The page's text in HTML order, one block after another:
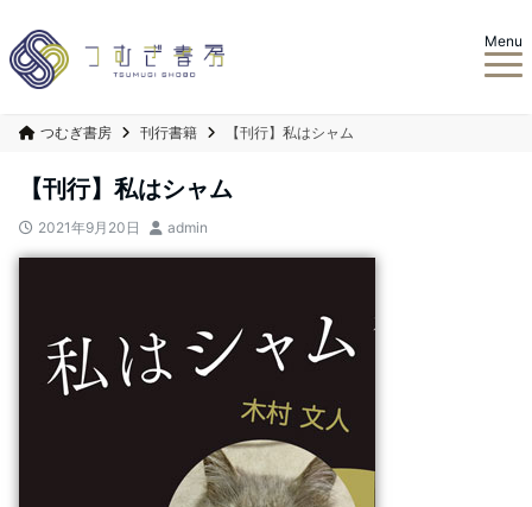
Menu
つむぎ書房 刊行書籍 【刊行】私はシャム
【刊行】私はシャム
2021年9月20日 admin